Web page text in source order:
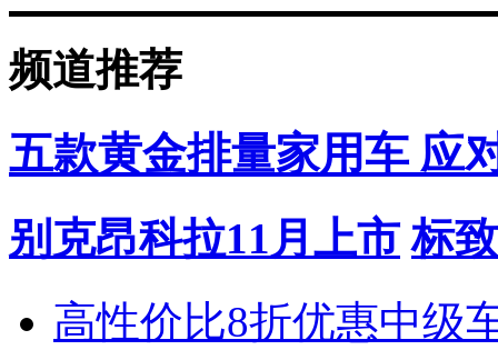
频道推荐
五款黄金排量家用车 应
别克昂科拉11月上市 标
高性价比8折优惠中级